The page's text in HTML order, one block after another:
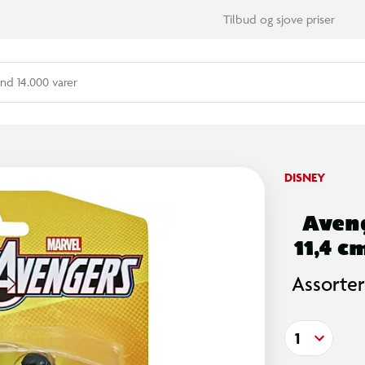
Tilbud og sjove priser
14.000 varer
DISNEY
11,4
1